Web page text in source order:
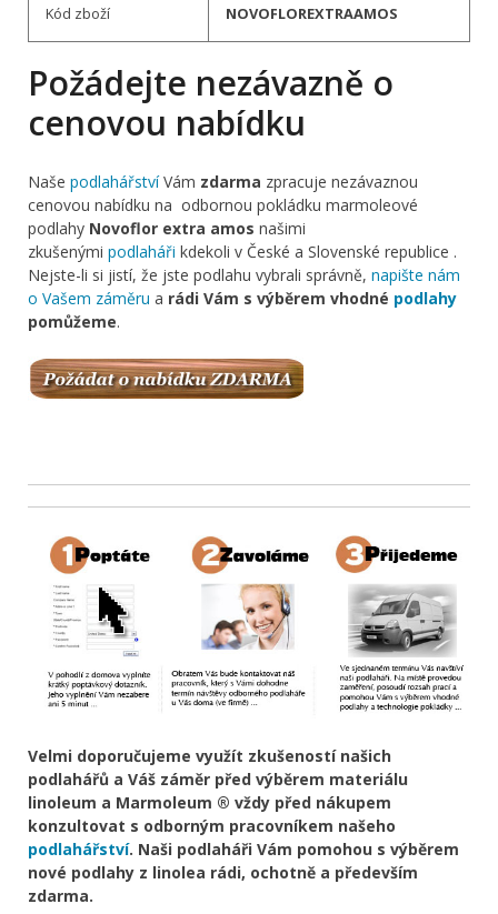
Kód zboží NOVOFLOREXTRAAMOS
Požádejte nezávazně o
cenovou nabídku
Naše podlahářstvíVám zdarma zpracuje nezávaznou
cenovou nabídku na odbornou pokládku marmoleové
podlahy Novoflor extra amos našimi
zkušenými podlaháři kdekoli v České a Slovenské republice .
Nejste-li si jistí, že jste podlahu vybrali správně, napište nám
o Vašem záměru a rádi Vám s výběrem vhodné podlahy
pomůžeme.
Velmi doporučujeme využít zkušeností našich
podlahářů a Váš záměr před výběrem materiálu
linoleum a Marmoleum ® vždy před nákupem
konzultovat s odborným pracovníkem našeho
podlahářství. Naši podlaháři Vám pomohou s výběrem
nové podlahy z linolea rádi, ochotně a především
zdarma.